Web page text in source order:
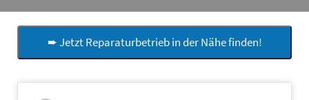
➨ Jetzt Reparaturbetrieb in der Nähe finden!